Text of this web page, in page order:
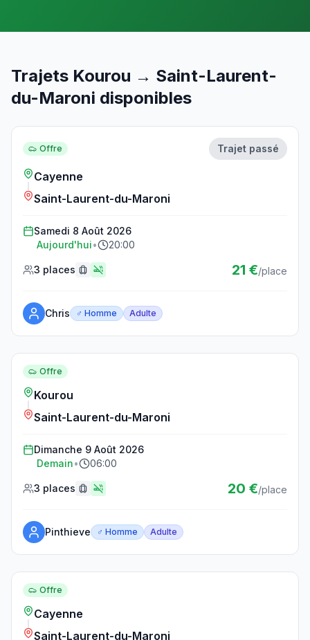
Trajets Kourou → Saint-Laurent-
du-Maroni disponibles
Offre Trajet passé
Cayenne
Saint-Laurent-du-Maroni
Samedi 8 Août 2026
Aujourd'hui• 20:00
3 places 21 €/place
Chris ♂ Homme Adulte
Offre
Kourou
Saint-Laurent-du-Maroni
Dimanche 9 Août 2026
Demain• 06:00
3 places 20 €/place
Pinthieve ♂ Homme Adulte
Offre
Cayenne
Saint-Laurent-du-Maroni